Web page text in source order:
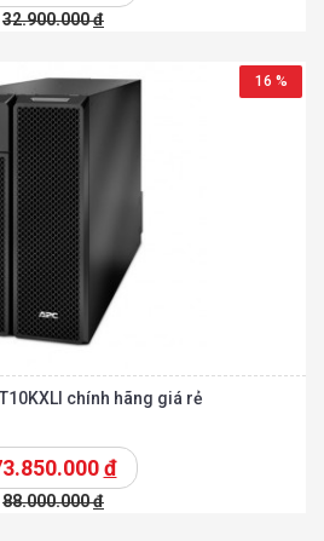
32.900.000đ
16 %
chính hãng giá rẻ
đ
88.000.000đ